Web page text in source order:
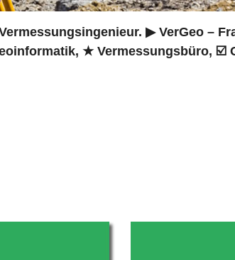
▶︎ VerGeo –
★ Vermessungsbüro,